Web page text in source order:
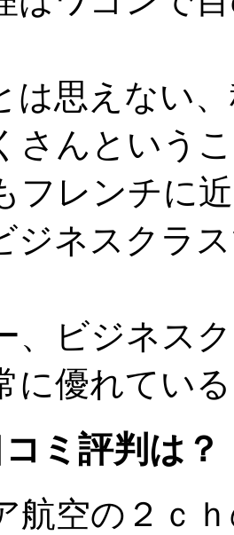
は思えない
さんという
フレンチに
ジネスクラ
、ビジネス
に優れてい
ミ評判は？
航空の２ｃ